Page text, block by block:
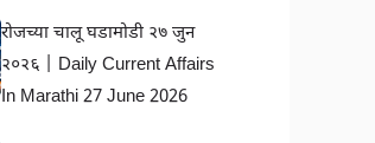
रोजच्या चालू घडामोडी २७ जुन
२०२६ | Daily Current Affairs
In Marathi 27 June 2026